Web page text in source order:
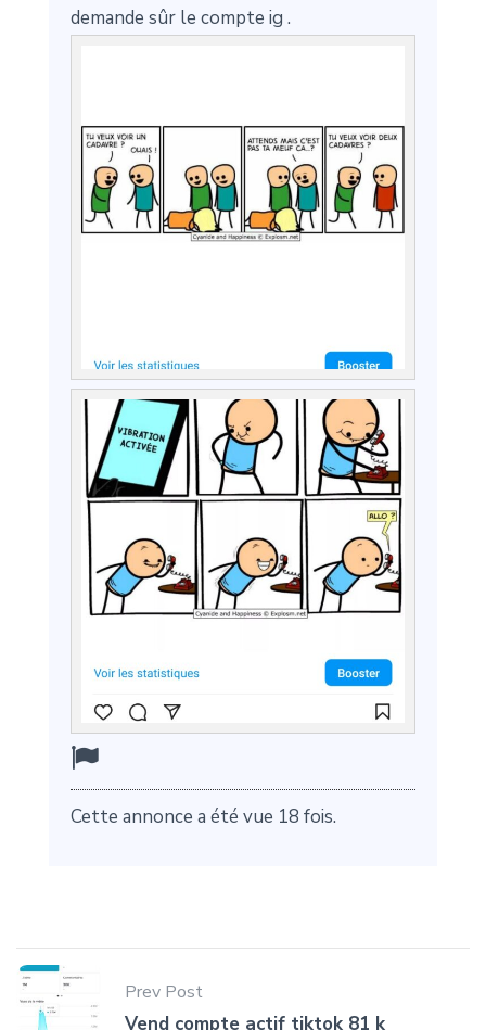
demande sûr le compte ig .
Cette annonce a été vue 18 fois.
Prev Post
Vend compte actif tiktok 81 k